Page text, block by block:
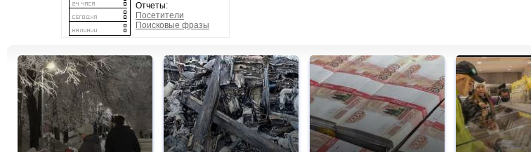
Отчеты:
Посетители
Поисковые фразы